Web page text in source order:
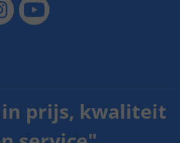
in prijs, kwaliteit